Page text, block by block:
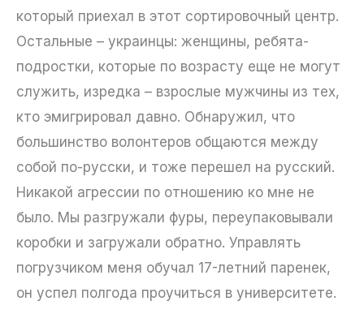
который приехал в этот сортировочный центр.
Остальные – украинцы: женщины, ребята-
подростки, которые по возрасту еще не могут
служить, изредка – взрослые мужчины из тех,
кто эмигрировал давно. Обнаружил, что
большинство волонтеров общаются между
собой по-русски, и тоже перешел на русский.
Никакой агрессии по отношению ко мне не
было. Мы разгружали фуры, переупаковывали
коробки и загружали обратно. Управлять
погрузчиком меня обучал 17-летний паренек,
он успел полгода проучиться в университете.